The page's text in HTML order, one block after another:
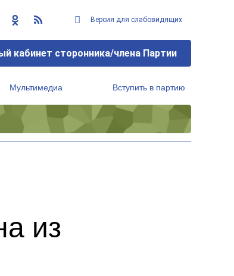
Версия для слабовидящих
кабинет сторонника/члена Партии
Мультимедиа Вступить в партию
из